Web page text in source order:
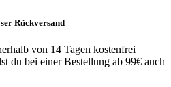
Rückversand
von 14 Tagen kostenfrei
du bei einer Bestellung ab 99€ auch